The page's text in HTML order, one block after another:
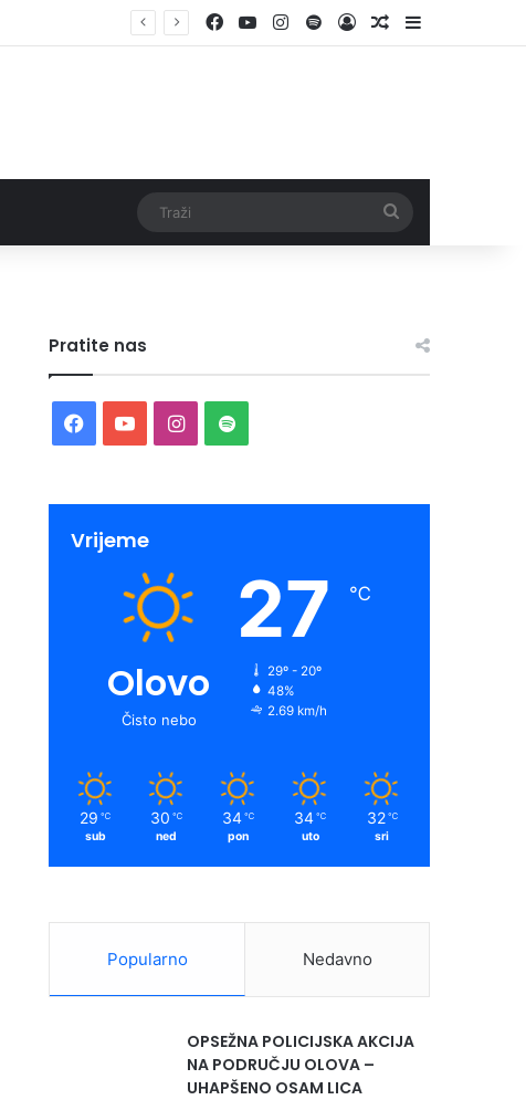
Facebook
YouTubeInstagram
SpotifyLog InRandom Article
Sidebar
Pratite nas
Facebook
YouTubeInstagram
Spotify
Vrijeme
Olovo
Čisto nebo
27 ℃
29º - 20º
48%
2.69 km/h
29 ℃
sub
30 ℃
ned
34 ℃
pon
34 ℃
uto
32 ℃
sri
Popularno Nedavno
OPSEŽNA POLICIJSKA AKCIJA
NA PODRUČJU OLOVA –
UHAPŠENO OSAM LICA